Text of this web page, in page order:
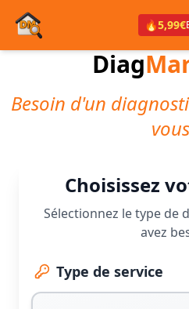
🔥5,99€
Diag
Besoin d'un
Choisissez
Sélectionnez le type de
avez
Type de service